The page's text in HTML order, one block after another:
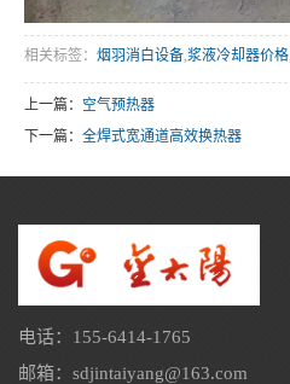
相关标签： 烟羽消白设备 浆液冷却器价格
上一篇： 空气预热器
下一篇： 全焊式宽通道高效换热器
电话：155-6414-1765
邮箱：sdjintaiyang@163.com